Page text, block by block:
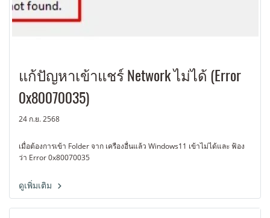
แก้ปัญหาเข้าแชร์ Network ไม่ได้ (Error
0x80070035)
24 ก.ย. 2568
เมื่อต้องการเข้า Folder จาก เครืองอื่นแล้ว Windows11 เข้าไม่ได้และ ฟ้อง
ว่า Error 0x80070035
ดูเพิ่มเติม